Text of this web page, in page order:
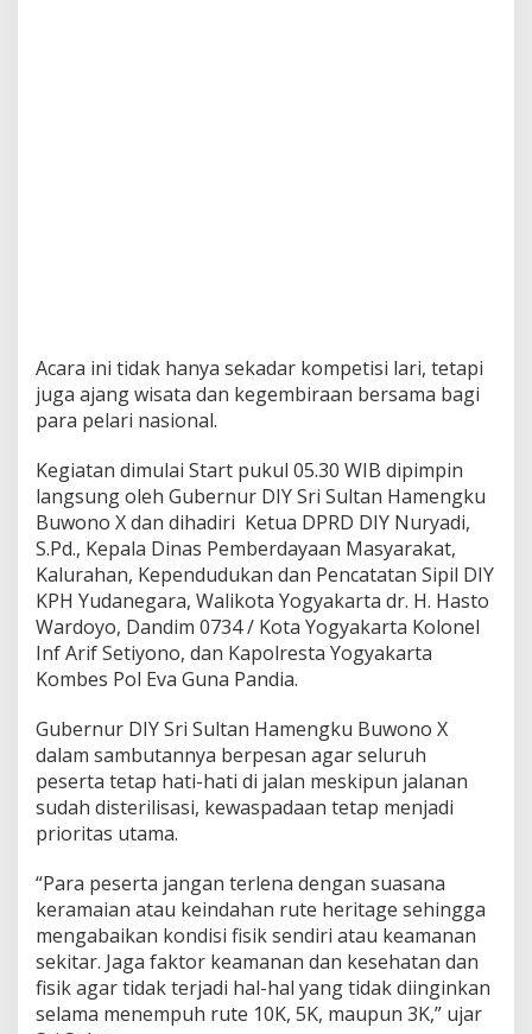
Acara ini tidak hanya sekadar kompetisi lari, tetapi
juga ajang wisata dan kegembiraan bersama bagi
para pelari nasional.
Kegiatan dimulai Start pukul 05.30 WIB dipimpin
langsung oleh Gubernur DIY Sri Sultan Hamengku
Buwono X dan dihadiri Ketua DPRD DIY Nuryadi,
S.Pd., Kepala Dinas Pemberdayaan Masyarakat,
Kalurahan, Kependudukan dan Pencatatan Sipil DIY
KPH Yudanegara, Walikota Yogyakarta dr. H. Hasto
Wardoyo, Dandim 0734 / Kota Yogyakarta Kolonel
Inf Arif Setiyono, dan Kapolresta Yogyakarta
Kombes Pol Eva Guna Pandia.
Gubernur DIY Sri Sultan Hamengku Buwono X
dalam sambutannya berpesan agar seluruh
peserta tetap hati-hati di jalan meskipun jalanan
sudah disterilisasi, kewaspadaan tetap menjadi
prioritas utama.
“Para peserta jangan terlena dengan suasana
keramaian atau keindahan rute heritage sehingga
mengabaikan kondisi fisik sendiri atau keamanan
sekitar. Jaga faktor keamanan dan kesehatan dan
fisik agar tidak terjadi hal-hal yang tidak diinginkan
selama menempuh rute 10K, 5K, maupun 3K,” ujar